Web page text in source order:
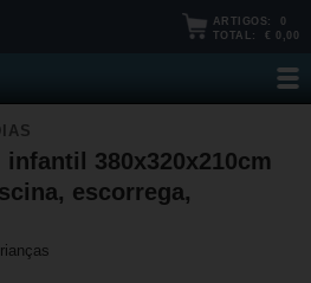
ARTIGOS: 0
TOTAL: € 0,00
380x320x210cm
escorrega,